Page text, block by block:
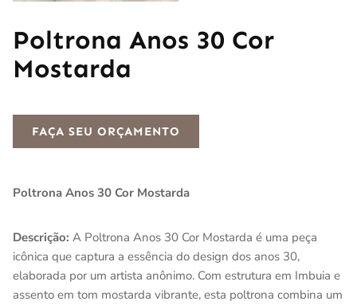
Poltrona Anos 30 Cor
Mostarda
FAÇA SEU ORÇAMENTO
Poltrona Anos 30 Cor Mostarda
Descrição: A Poltrona Anos 30 Cor Mostarda é uma peça
icônica que captura a essência do design dos anos 30,
elaborada por um artista anônimo. Com estrutura em Imbuia e
assento em tom mostarda vibrante, esta poltrona combina um